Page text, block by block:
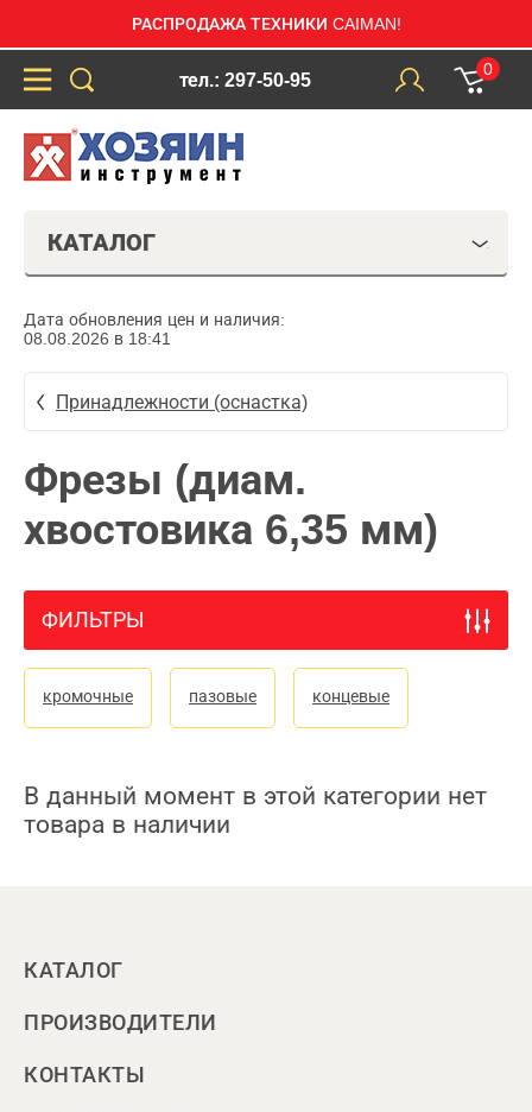
РАСПРОДАЖА ТЕХНИКИ CAIMAN!
тел.: 297-50-95
0
КАТАЛОГ
Дата обновления цен и наличия:
08.08.2026 в 18:41
Принадлежности (оснастка)
Фрезы (диам.
хвостовика 6,35 мм)
ФИЛЬТРЫ
кромочные пазовые концевые
В данный момент в этой категории нет
товара в наличии
КАТАЛОГ
ПРОИЗВОДИТЕЛИ
КОНТАКТЫ